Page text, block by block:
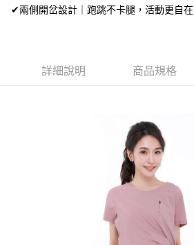
付款後全家取貨
每筆NT$80，滿NT$699(含以上)免運費
每筆NT$80，滿NT$699(含以上)免運費
每筆NT$100，滿NT$899(含以上)免運費
✔兩側開岔設計｜跑跳不卡腿，活動更自在
詳細說明 商品規格